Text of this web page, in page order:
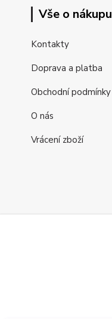
Vše o nákupu
Kontakty
Doprava a platba
Obchodní podmínky
O nás
Vrácení zboží